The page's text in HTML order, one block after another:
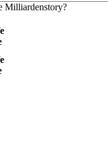
Milliardenstory?